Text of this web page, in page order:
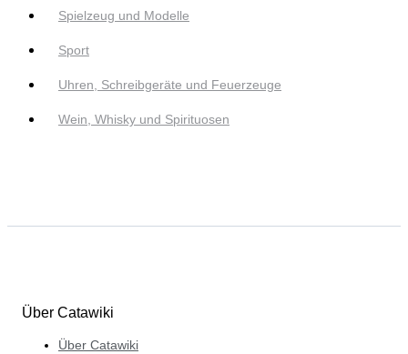
Spielzeug und Modelle
Sport
Uhren, Schreibgeräte und Feuerzeuge
Wein, Whisky und Spirituosen
Über Catawiki
Über Catawiki